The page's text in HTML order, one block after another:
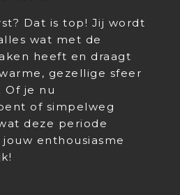
Dat is top! Jij wordt
wat met de
heeft en draagt
gezellige sfeer
Of je nu
of simpelweg
deze periode
enthousiasme